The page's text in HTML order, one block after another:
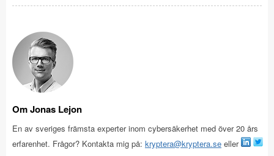
Om Jonas Lejon
En av sveriges främsta experter inom cybersäkerhet med över 20 års
erfarenhet. Frågor? Kontakta mig på: kryptera@kryptera.se eller